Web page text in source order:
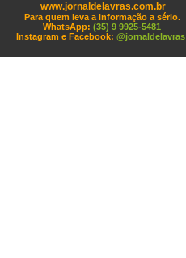
www.jornaldelavras.com.br
Para quem leva a informação a sério.
WhatsApp: (35) 9 9925-5481
Instagram e Facebook: @jornaldelavras